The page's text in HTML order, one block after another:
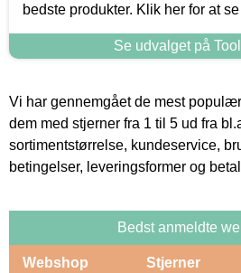
bedste produkter. Klik her for at
Se udvalget på
Vi har gennemgået de mest
dem med stjerner fra 1 til 5 ud fra
sortimentstørrelse, kundeservice,
betingelser, leveringsformer og
Bedst anmeldte
Webshop Stjerner